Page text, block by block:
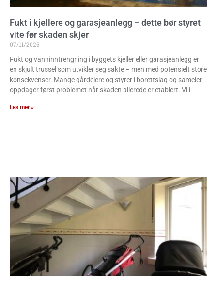
Fukt i kjellere og garasjeanlegg – dette bør styret
vite før skaden skjer
07/11/2025
Fukt og vanninntrengning i byggets kjeller eller garasjeanlegg er
en skjult trussel som utvikler seg sakte – men med potensielt store
konsekvenser. Mange gårdeiere og styrer i borettslag og sameier
oppdager først problemet når skaden allerede er etablert. Vi i
Les mer »